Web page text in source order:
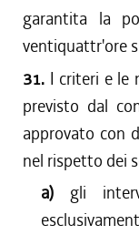
garantita la
ventiquattr'ore
31. I criteri e le
previsto dal
approvato con
nel rispetto dei
a) gli